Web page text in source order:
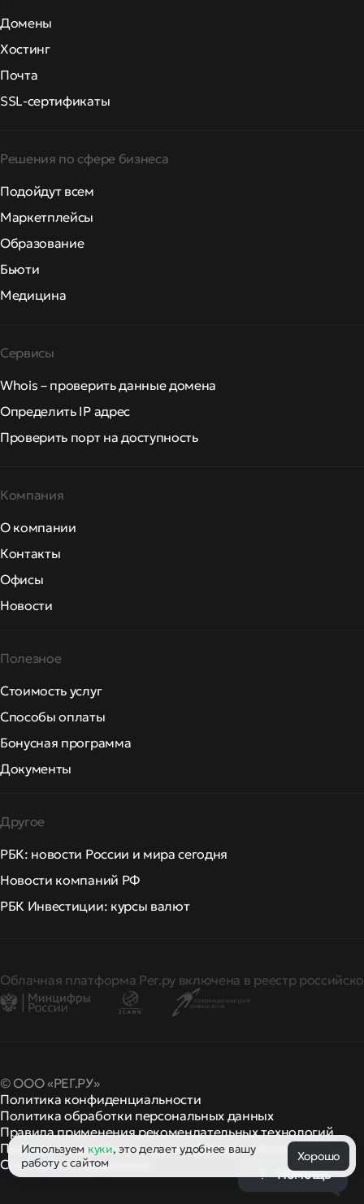
Домены
Хостинг
Почта
SSL-сертификаты
Решения по сфере бизнеса
Подойдут всем
Маркетплейсы
Образование
Бьюти
Медицина
Сервисы
Whois – проверить данные домена
Определить IP адрес
Проверить порт на доступность
Компания
О компании
Контакты
Офисы
Новости
Полезное
Стоимость услуг
Способы оплаты
Бонусная программа
Документы
Другое
РБК: новости России и мира сегодня
Новости компаний РФ
РБК Инвестиции: курсы валют
Облачная платформа Рег.ру включена в реестр
© ООО «РЕГ.РУ»
Политика конфиденциальности
Политика обработки персональных данных
Правила применения рекомендательных технологий
Правила пользования и другиеправила и политики
Сообщить о нарушении
Используем куки, это делает удобнее вашу
работу с сайтом
Хорошо
Помощь